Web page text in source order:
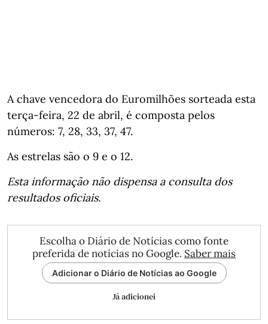
A chave vencedora do Euromilhões sorteada esta
terça-feira, 22 de abril, é composta pelos
números: 7, 28, 33, 37, 47.
As estrelas são o 9 e o 12.
Esta informação não dispensa a consulta dos
resultados oficiais.
Escolha o Diário de Notícias como fonte
preferida de notícias no Google. Saber mais
Adicionar o Diário de Notícias ao Google
Já adicionei